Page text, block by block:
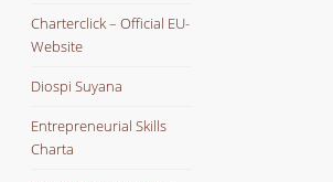
Charterclick – Official EU-
Website
Diospi Suyana
Entrepreneurial Skills
Charta